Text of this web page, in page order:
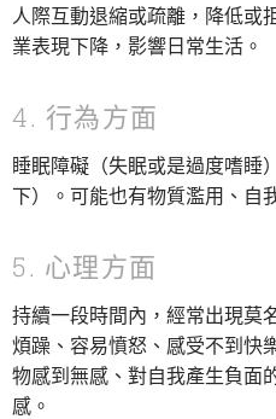
人際互動退縮或疏離，降低或
業表現下降，影響日常生活。
4. 行為方面
睡眠障礙（失眠或是過度嗜睡
下）。可能也有物質濫用、自
5. 心理方面
持續一段時間內，經常出現莫
煩躁、容易憤怒、感受不到快
物感到無感、對自我產生負面
感。